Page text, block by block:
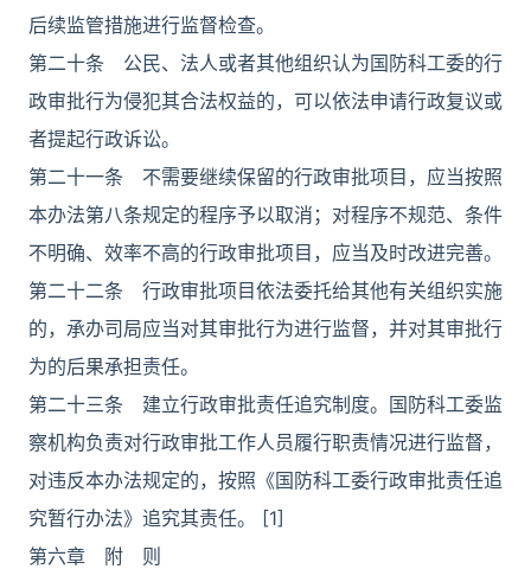
后续监管措施进行监督检查。
第二十条 公民、法人或者其他组织认为国防科工委的行
政审批行为侵犯其合法权益的，可以依法申请行政复议或
者提起行政诉讼。
第二十一条 不需要继续保留的行政审批项目，应当按照
本办法第八条规定的程序予以取消；对程序不规范、条件
不明确、效率不高的行政审批项目，应当及时改进完善。
第二十二条 行政审批项目依法委托给其他有关组织实施
的，承办司局应当对其审批行为进行监督，并对其审批行
为的后果承担责任。
第二十三条 建立行政审批责任追究制度。国防科工委监
察机构负责对行政审批工作人员履行职责情况进行监督，
对违反本办法规定的，按照《国防科工委行政审批责任追
究暂行办法》追究其责任。 [1]
第六章 附 则